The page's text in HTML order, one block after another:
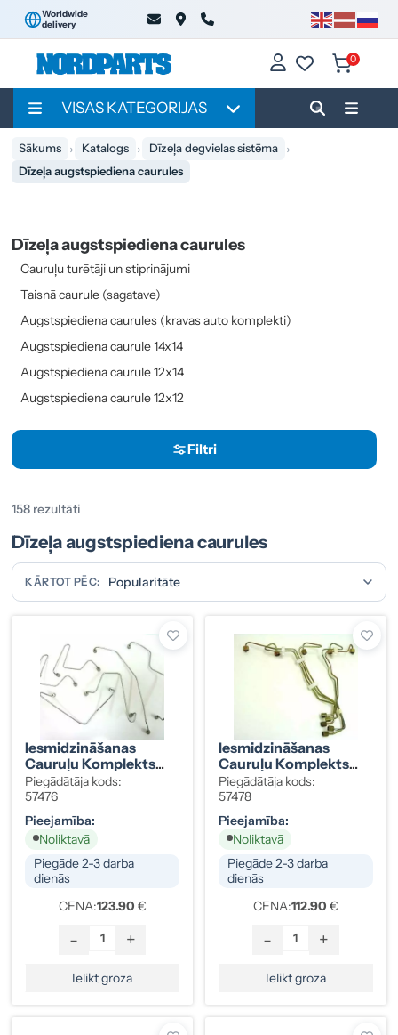
Worldwide
delivery
0
VISAS KATEGORIJAS
Sākums Katalogs
Dīzeļa degvielas sistēma
Dīzeļa augstspiediena caurules
Dīzeļa augstspiediena caurules
Cauruļu turētāji un stiprinājumi
Taisnā caurule (sagatave)
Augstspiediena caurules (kravas auto komplekti)
Augstspiediena caurule 14x14
Augstspiediena caurule 12x14
Augstspiediena caurule 12x12
Filtri
158 rezultāti
Dīzeļa augstspiediena caurules
KĀRTOT PĒC:
Iesmidzināšanas
Cauruļu Komplekts
Mercedes-Benz 300D
W124 6 Cilindriem
Piegādātāja kods:
57476
Pieejamība:
Noliktavā
Piegāde 2-3 darba
dienās
CENA:123.90 €
- +
Ielikt grozā
Iesmidzināšanas
Cauruļu Komplekts
Mercedes-Benz
Sprinter 5 Cilindriem
Piegādātāja kods:
57478
Pieejamība:
Noliktavā
Piegāde 2-3 darba
dienās
CENA:112.90 €
- +
Ielikt grozā